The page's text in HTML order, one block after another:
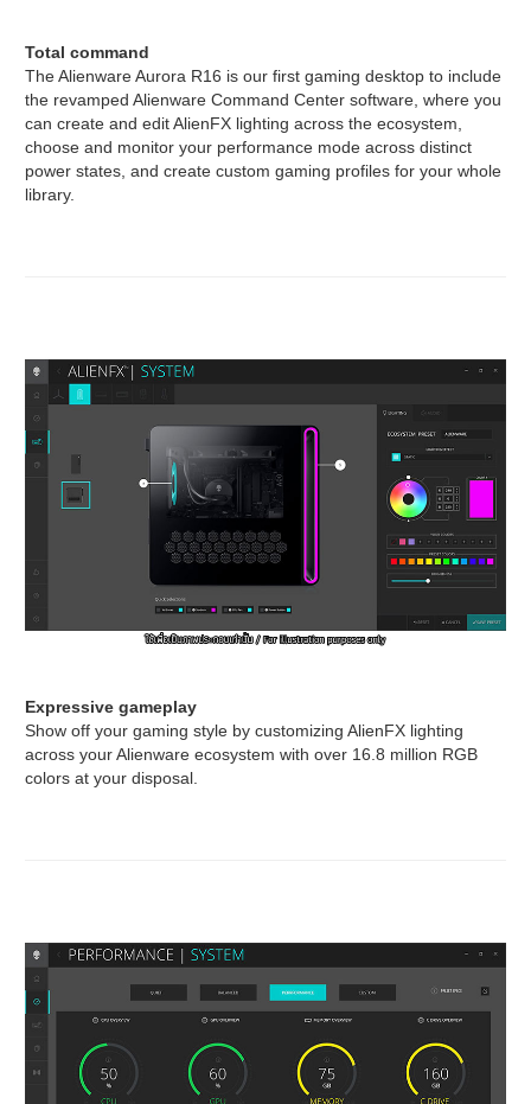
Total command
The Alienware Aurora R16 is our first gaming desktop to include
the revamped Alienware Command Center software, where you
can create and edit AlienFX lighting across the ecosystem,
choose and monitor your performance mode across distinct
power states, and create custom gaming profiles for your whole
library.
Expressive gameplay
Show off your gaming style by customizing AlienFX lighting
across your Alienware ecosystem with over 16.8 million RGB
colors at your disposal.